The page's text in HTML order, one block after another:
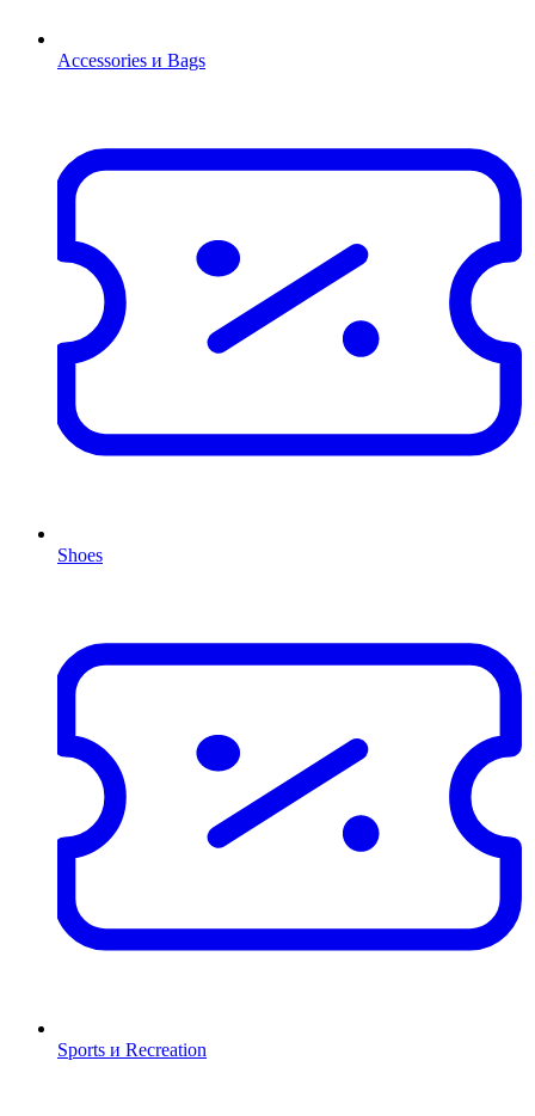
Accessories и Bags
Shoes
Sports и Recreation